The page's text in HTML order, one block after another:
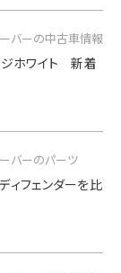
ーバーの中古車情報
ホワイト 新着
バーのパーツ
ィフェンダーを比